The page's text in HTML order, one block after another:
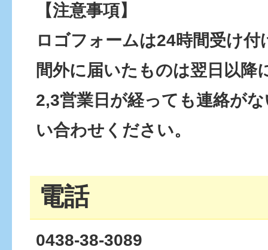
【注意事項】
ロゴフォームは24時間受け付
間外に届いたものは翌日以降
2,3営業日が経っても連絡が
い合わせください。
電話
0438-38-3089